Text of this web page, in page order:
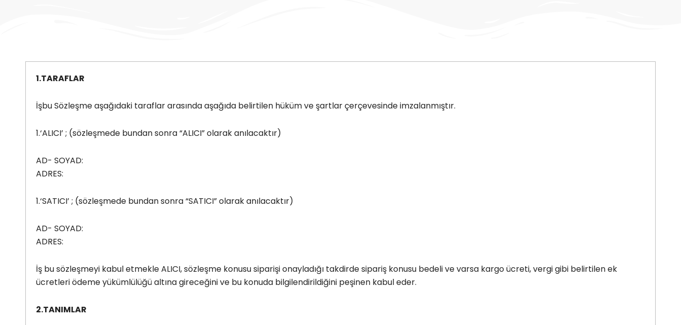
1.TARAFLAR
İşbu Sözleşme aşağıdaki taraflar arasında aşağıda belirtilen hüküm ve şartlar çerçevesinde imzalanmıştır.
1.‘ALICI’ ; (sözleşmede bundan sonra “ALICI” olarak anılacaktır)
AD- SOYAD:
ADRES:
1.‘SATICI’ ; (sözleşmede bundan sonra “SATICI” olarak anılacaktır)
AD- SOYAD:
ADRES:
İş bu sözleşmeyi kabul etmekle ALICI, sözleşme konusu siparişi onayladığı takdirde sipariş konusu bedeli ve varsa kargo ücreti, vergi gibi belirtilen ek
ücretleri ödeme yükümlülüğü altına gireceğini ve bu konuda bilgilendirildiğini peşinen kabul eder.
2.TANIMLAR